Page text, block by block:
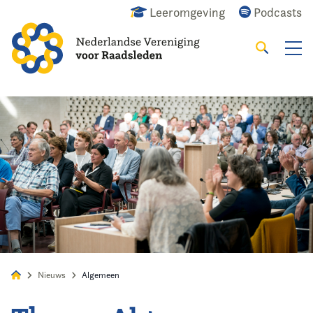
Leeromgeving Podcasts
Alles Nieuws Agenda Raadslid
Zoeken
Nieuws Algemeen